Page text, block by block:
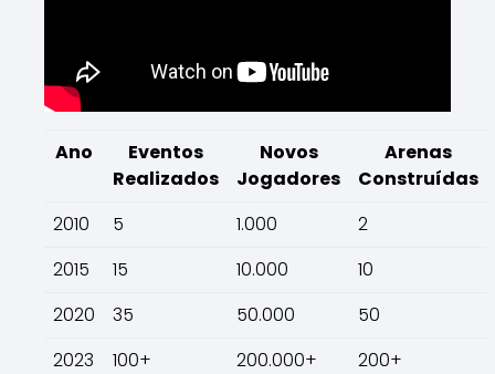
Ano
Eventos
Realizados
Novos
Jogadores
Arenas
Construídas
2010
5 1.000
2
2015
15 10.000
10
2020
35 50.000
50
2023
100+ 200.000+ 200+